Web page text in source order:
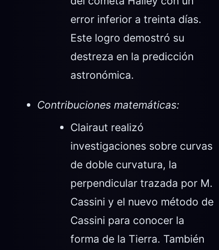
error inferior a treinta días.
Este logro demostró su
destreza en la predicción
astronómica.
Contribuciones matemáticas:
Clairaut realizó
investigaciones sobre curvas
de doble curvatura, la
perpendicular trazada por M.
Cassini y el nuevo método de
Cassini para conocer la
forma de la Tierra. También